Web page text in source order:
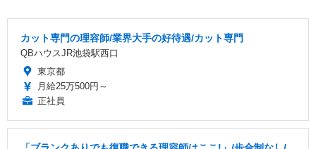
カット専門の理容師/業界大手の好待遇/カット専門
QBハウスJR池袋駅西口
東京都
月給25万500円～
正社員